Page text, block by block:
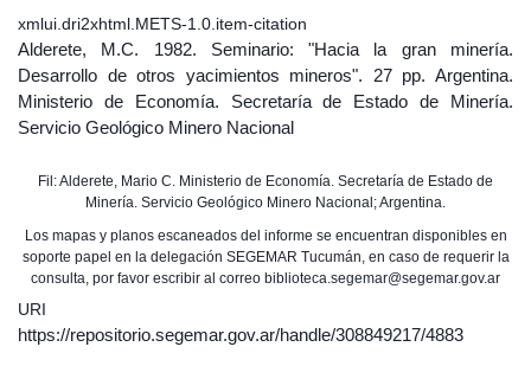
xmlui.dri2xhtml.METS-1.0.item-citation
Alderete, M.C. 1982. Seminario: "Hacia la gran minería.
Desarrollo de otros yacimientos mineros". 27 pp. Argentina.
Ministerio de Economía. Secretaría de Estado de Minería.
Servicio Geológico Minero Nacional
Fil: Alderete, Mario C. Ministerio de Economía. Secretaría de Estado de
Minería. Servicio Geológico Minero Nacional; Argentina.
Los mapas y planos escaneados del informe se encuentran disponibles en
soporte papel en la delegación SEGEMAR Tucumán, en caso de requerir la
consulta, por favor escribir al correo biblioteca.segemar@segemar.gov.ar
URI
https://repositorio.segemar.gov.ar/handle/308849217/4883